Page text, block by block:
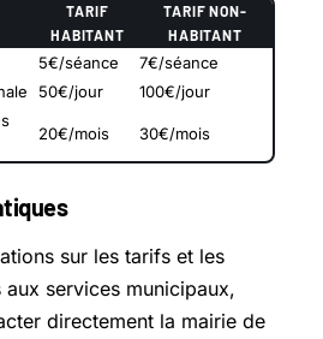
TARIF
HABITANT
TARIF NON-
HABITANT
5€/séance
7€/séance
50€/jour
100€/jour
20€/mois 30€/mois
sur les tarifs et les
aux services municipaux,
directement la mairie de